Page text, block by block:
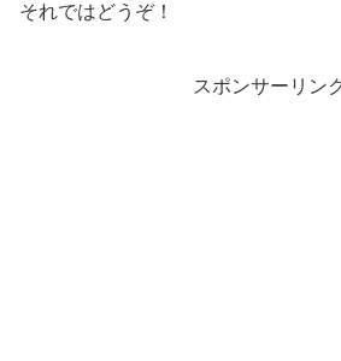
それではどうぞ！
スポンサーリン